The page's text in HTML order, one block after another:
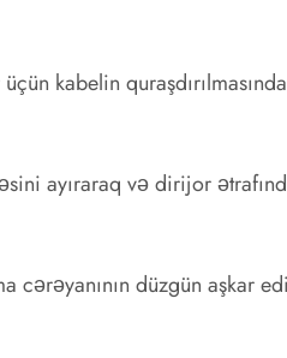
kabelin
ayıraraq və dirijor
cərəyanının düzgün